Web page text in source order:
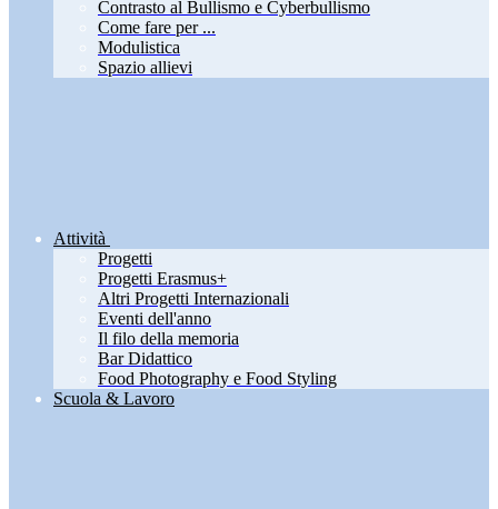
Contrasto al Bullismo e Cyberbullismo
Come fare per ...
Modulistica
Spazio allievi
Attività
Progetti
Progetti Erasmus+
Altri Progetti Internazionali
Eventi dell'anno
Il filo della memoria
Bar Didattico
Food Photography e Food Styling
Scuola & Lavoro